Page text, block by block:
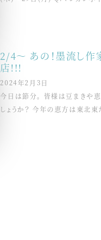
2/4～ あの！墨流し作
店!!!
2024年2月3日
今日は節分。 皆様は豆まきや
しょうか？ 今年の恵方は東北